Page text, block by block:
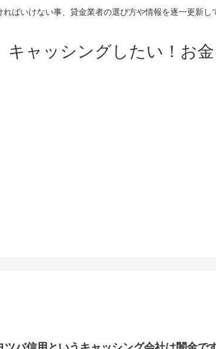
ばいけない事、貸金業者の選び方や情報を逐一更新
キャッシングしたい！お